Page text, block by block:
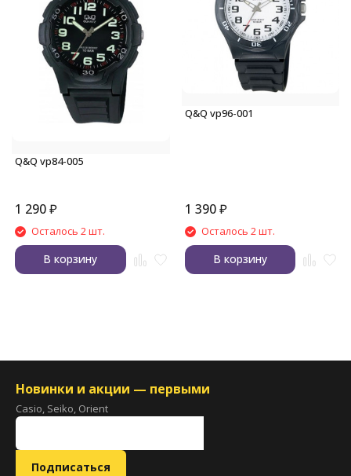
Q&Q vp84-005
1 290₽
Осталось 2 шт.
В корзину
Q&Q vp96-001
1 390 ₽
Осталось 2 шт.
В корзину
Новинки и акции — первыми
Casio, Seiko, Orient